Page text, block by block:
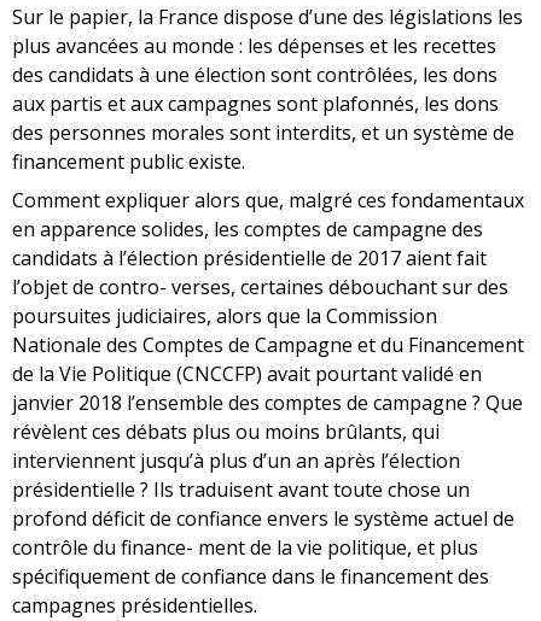
Sur le papier, la France dispose d’une des législations les
plus avancées au monde : les dépenses et les recettes
des candidats à une élection sont contrôlées, les dons
aux partis et aux campagnes sont plafonnés, les dons
des personnes morales sont interdits, et un système de
financement public existe.
Comment expliquer alors que, malgré ces fondamentaux
en apparence solides, les comptes de campagne des
candidats à l’élection présidentielle de 2017 aient fait
l’objet de contro- verses, certaines débouchant sur des
poursuites judiciaires, alors que la Commission
Nationale des Comptes de Campagne et du Financement
de la Vie Politique (CNCCFP) avait pourtant validé en
janvier 2018 l’ensemble des comptes de campagne ? Que
révèlent ces débats plus ou moins brûlants, qui
interviennent jusqu’à plus d’un an après l’élection
présidentielle ? Ils traduisent avant toute chose un
profond déficit de confiance envers le système actuel de
contrôle du finance- ment de la vie politique, et plus
spécifiquement de confiance dans le financement des
campagnes présidentielles.